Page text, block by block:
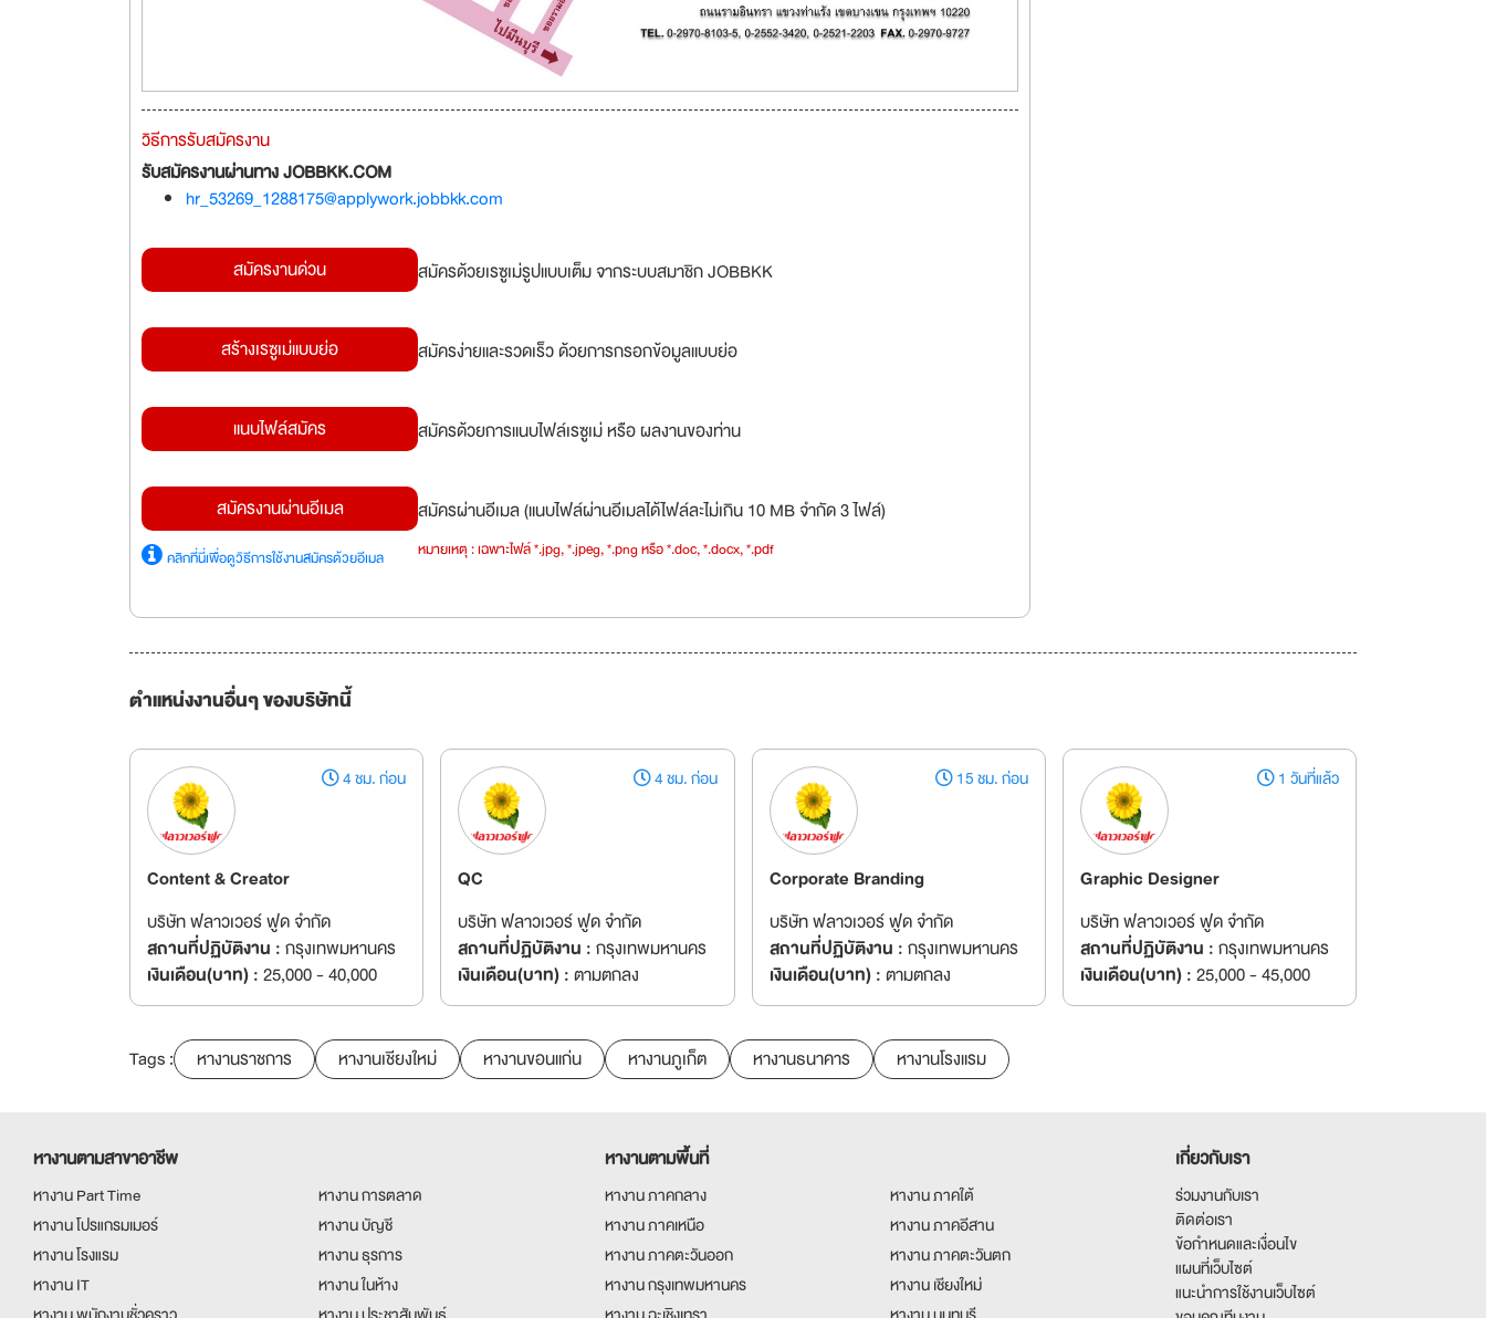
วิธีการรับสมัครงาน
รับสมัครงานผ่านทาง JOBBKK.COM
hr_53269_1288175@applywork.jobbkk.com
สมัครงานด่วน สมัครด้วยเรซูเม่รูปแบบเต็ม จากระบบสมาชิก JOBBKK
สร้างเรซูเม่แบบย่อ สมัครง่ายและรวดเร็ว ด้วยการกรอกข้อมูลแบบย่อ
แนบไฟล์สมัคร สมัครด้วยการแนบไฟล์เรซูเม่ หรือ ผลงานของท่าน
สมัครงานผ่านอีเมล
คลิกที่นี่เพื่อดูวิธีการใช้งานสมัครด้วยอีเมล
สมัครผ่านอีเมล (แนบไฟล์ผ่านอีเมลได้ไฟล์ละไม่เกิน 10 MB จำกัด 3 ไฟล์)
หมายเหตุ : เฉพาะไฟล์ *.jpg, *.jpeg, *.png หรือ *.doc, *.docx, *.pdf
ตำแหน่งงานอื่นๆ ของบริษัทนี้
4 ชม. ก่อน
Content & Creator
บริษัท ฟลาวเวอร์ ฟูด จำกัด
สถานที่ปฏิบัติงาน :กรุงเทพมหานคร
เงินเดือน(บาท) :25,000 - 40,000
4 ชม. ก่อน
QC
บริษัท ฟลาวเวอร์ ฟูด จำกัด
สถานที่ปฏิบัติงาน :กรุงเทพมหานคร
เงินเดือน(บาท) :ตามตกลง
15 ชม. ก่อน
Corporate Branding
บริษัท ฟลาวเวอร์ ฟูด จำกัด
สถานที่ปฏิบัติงาน :กรุงเทพมหานคร
เงินเดือน(บาท) :ตามตกลง
1 วันที่แล้ว
Graphic Designer
บริษัท ฟลาวเวอร์ ฟูด จำกัด
สถานที่ปฏิบัติงาน :กรุงเทพมหานคร
เงินเดือน(บาท) :25,000 - 45,000
Tags : หางานราชการ หางานเชียงใหม่ หางานขอนแก่น หางานภูเก็ต หางานธนาคาร หางานโรงแรม
หางานตามสาขาอาชีพ
หางาน Part Time
หางาน การตลาด
หางาน โปรแกรมเมอร์
หางาน บัญชี
หางาน โรงแรม
หางาน ธุรการ
หางาน IT
หางาน ในห้าง
หางานตามพื้นที่
หางาน ภาคกลาง
หางาน ภาคใต้
หางาน ภาคเหนือ
หางาน ภาคอีสาน
หางาน ภาคตะวันออก
หางาน ภาคตะวันตก
หางาน กรุงเทพมหานคร
หางาน เชียงใหม่
เกี่ยวกับเรา
ร่วมงานกับเรา
ติดต่อเรา
ข้อกำหนดและเงื่อนไข
แผนที่เว็บไซต์
แนะนำการใช้งานเว็บไซต์